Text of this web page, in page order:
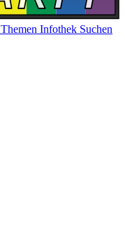
Themen Infothek Suchen